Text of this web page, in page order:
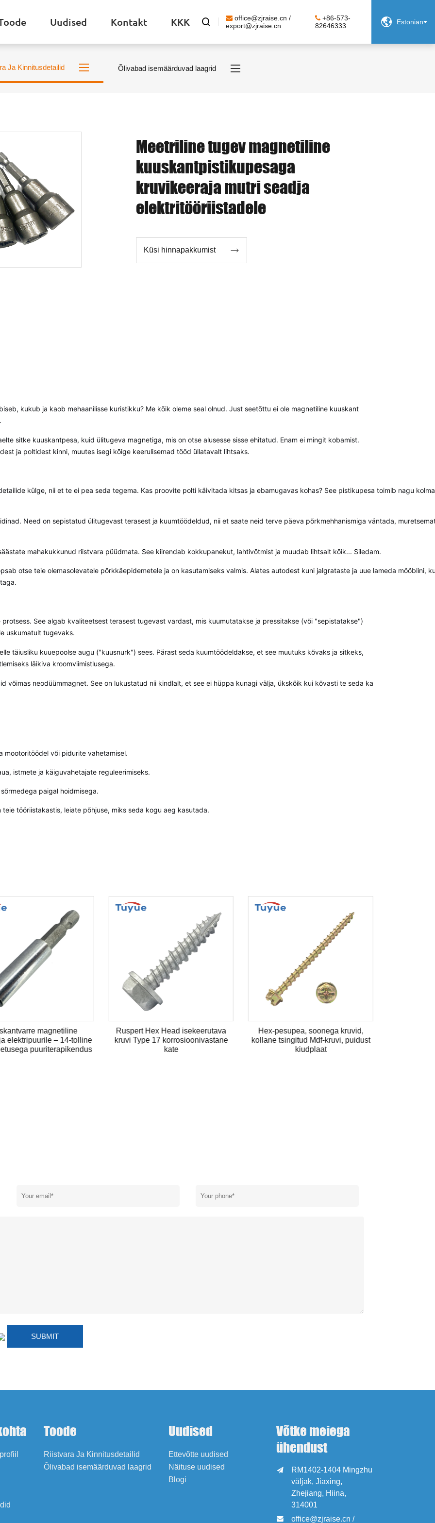
Uudised Kontakt KKK 
office@zjraise.cn /
export@zjraise.cn
+86-573-
82646333
 Estonian
Ja Kinnitusdetailid Õlivabad isemäärduvad laagrid
Meetriline tugev magnetiline
kuuskantpistikupesaga
kruvikeeraja mutri seadja
elektritööriistadele
Küsi hinnapakkumist 
kukub ja kaob mehaanilisse kuristikku? Me kõik oleme seal olnud. Just seetõttu ei ole magnetiline kuuskant
sitke kuuskantpesa, kuid ülitugeva magnetiga, mis on otse alusesse sisse ehitatud. Enam ei mingit kobamist.
ja poltidest kinni, muutes isegi kõige keerulisemad tööd üllatavalt lihtsaks.
külge, nii et te ei pea seda tegema. Kas proovite polti käivitada kitsas ja ebamugavas kohas? See pistikupesa toimib nagu
Need on sepistatud ülitugevast terasest ja kuumtöödeldud, nii et saate neid terve päeva põrkmehhanismiga väntada,
mahakukkunud riistvara püüdmata. See kiirendab kokkupanekut, lahtivõtmist ja muudab lihtsalt kõik... Siledam.
otse teie olemasolevatele põrkkäepidemetele ja on kasutamiseks valmis. Alates autodest kuni jalgrataste ja uue lameda mööblini,
protsess. See algab kvaliteetsest terasest tugevast vardast, mis kuumutatakse ja pressitakse (või "sepistatakse")
uskumatult tugevaks.
täiusliku kuuepoolse augu ("kuusnurk") sees. Pärast seda kuumtöödeldakse, et see muutuks kõvaks ja sitkeks,
läikiva kroomviimistlusega.
võimas neodüümmagnet. See on lukustatud nii kindlalt, et see ei hüppa kunagi välja, ükskõik kui kõvasti te seda ka
mootoritöödel või pidurite vahetamisel.
istmete ja käiguvahetajate reguleerimiseks.
paigal hoidmisega.
teie tööriistakastis, leiate põhjuse, miks seda kogu aeg kasutada.
pesupea, soonega kruvid,
tsingitud Mdf-kruvi, puidust
kiudplaat
Kaetud pea keerutamiskruvi, torx
padrun, roostevabast terasest
lõikepunkt
Lamedad pesurid ristsüvendatud
pannipeaga masina kruvi
roostevabast terasest lameda
Toode
Riistvara Ja Kinnitusdetailid
Õlivabad isemäärduvad laagrid
Uudised
Ettevõtte uudised
Näituse uudised
Blogi
Võtke meiega
ühendust

RM1402-1404 Mingzhu
väljak, Jiaxing,
Zhejiang, Hiina,
314001
 office@zjraise.cn /